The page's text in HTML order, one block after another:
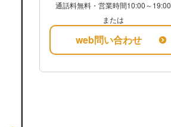
通話料無料・営業時間10:00～19:00
または
web問い合わせ